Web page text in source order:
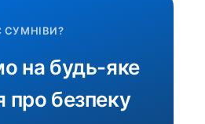
СУМНІВИ?
на будь-яке
про безпеку